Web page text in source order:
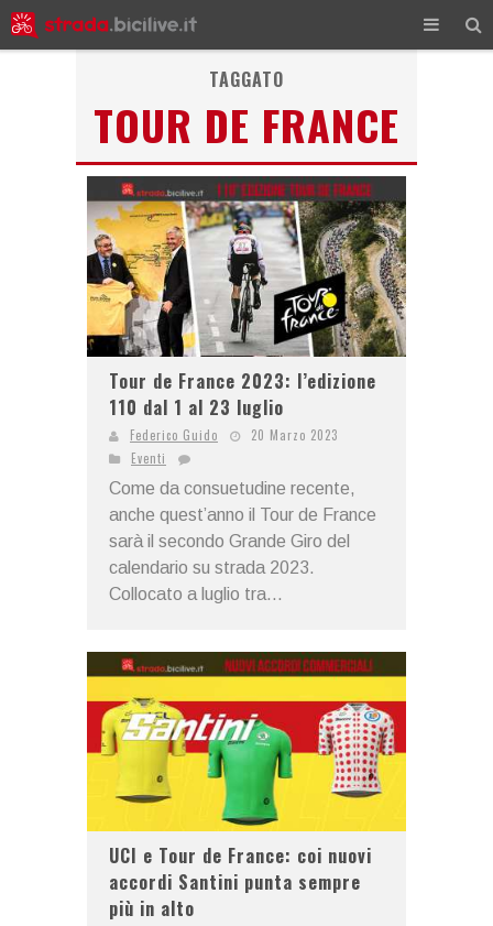
TAGGATO
TOUR DE FRANCE
Tour de France 2023: l’edizione
110 dal 1 al 23 luglio
Federico Guido
20 Marzo 2023
Eventi
Come da consuetudine recente,
anche quest’anno il Tour de France
sarà il secondo Grande Giro del
calendario su strada 2023.
Collocato a luglio tra...
UCI e Tour de France: coi nuovi
accordi Santini punta sempre
più in alto